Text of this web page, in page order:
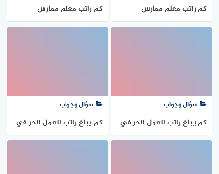
كم راتب معلم ممارس
1447/2025
كم راتب معلم ممارس
1447/2025
سؤال وجواب
كم يبلغ راتب العمل الحر في
السعودية 1447
سؤال وجواب
كم يبلغ راتب العمل الحر في
السعودية 1447